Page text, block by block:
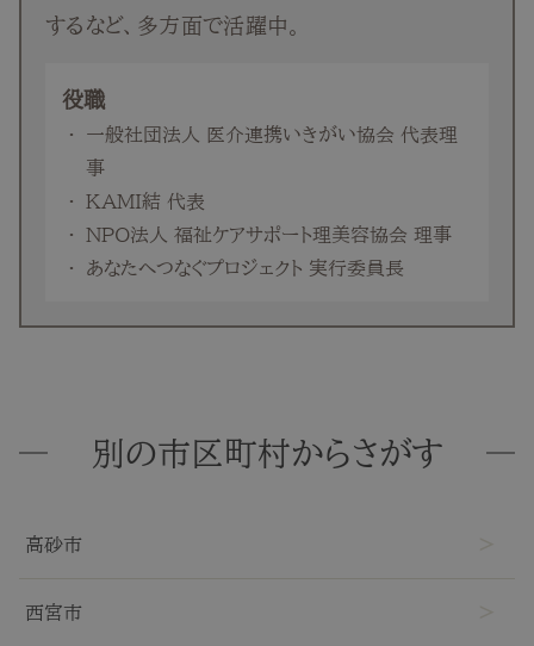
するなど、多方面で活躍中。
役職
一般社団法人 医介連携いきがい協会 代表理
事
KAMI結 代表
NPO法人 福祉ケアサポート理美容協会 理事
あなたへつなぐプロジェクト 実行委員長
別の市区町村からさがす
高砂市
西宮市